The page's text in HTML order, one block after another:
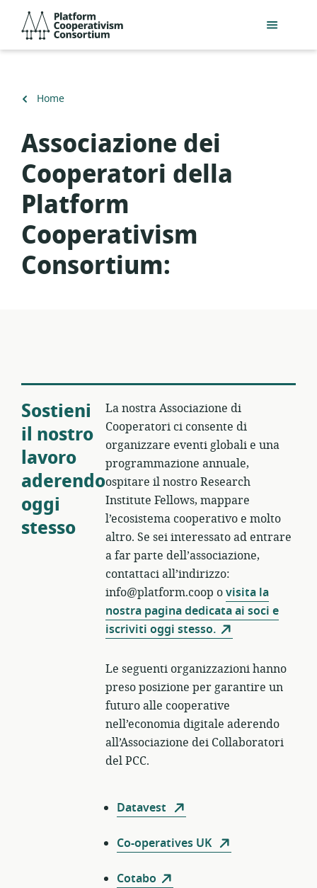
contenuto
Consortium
Torna
Home
Associazione dei
Cooperatori della
Platform
Cooperativism
Consortium:
Sostieni
il nostro
lavoro
aderendo
oggi
stesso
La nostra Associazione di
Cooperatori ci consente di
organizzare eventi globali e una
programmazione annuale,
ospitare il nostro Research
Institute Fellows, mappare
l’ecosistema cooperativo e molto
altro. Se sei interessato ad entrare
a far parte dell’associazione,
contattaci all’indirizzo:
info@platform.coop ovisita la
nostra pagina dedicata ai soci e
iscriviti oggi stesso.
Le seguenti organizzazioni hanno
preso posizione per garantire un
futuro alle cooperative
nell’economia digitale aderendo
all’Associazione dei Collaboratori
del PCC.
Datavest
Co-operatives UK
Cotabo